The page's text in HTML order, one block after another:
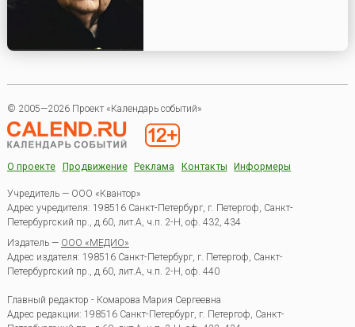
© 2005—2026 Проект «Календарь событий»
О проекте Продвижение Реклама Контакты Информеры
Учредитель — ООО «Квантор»
Адрес учредителя: 198516 Санкт-Петербург, г. Петергоф, Санкт-
Петербургский пр., д.60, лит.А, ч.п. 2-Н, оф. 432, 434
Издатель — ООО «МЕДИО»
Адрес издателя: 198516 Санкт-Петербург, г. Петергоф, Санкт-
Петербургский пр., д.60, лит.А, ч.п. 2-Н, оф. 440
Главный редактор - Комарова Мария Сергеевна
Адрес редакции: 198516 Санкт-Петербург, г. Петергоф, Санкт-